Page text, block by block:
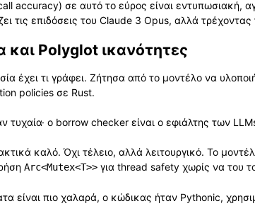
accuracy) σε αυτό το εύρος είναι εντυπωσιακή,
τις επιδόσεις του Claude 3 Opus, αλλά τρέχοντας
και Polyglot ικανότητες
έχει τι γράφει. Ζήτησα από το μοντέλο να
policies σε Rust.
τυχαία· ο borrow checker είναι ο εφιάλτης των
καλό. Όχι τέλειο, αλλά λειτουργικό. Το
Arc<Mutex<T>> για thread safety χωρίς να του
είναι πιο χαλαρά, ο κώδικας ήταν Pythonic,